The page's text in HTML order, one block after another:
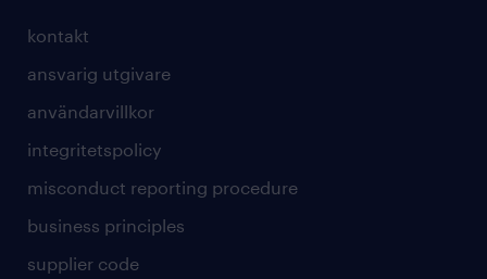
kontakt
ansvarig utgivare
användarvillkor
integritetspolicy
misconduct reporting procedure
business principles
supplier code